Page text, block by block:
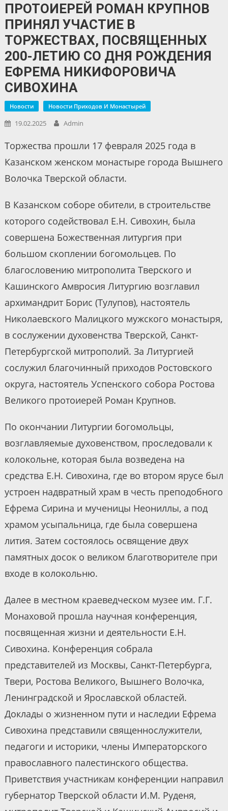
ПРОТОИЕРЕЙ РОМАН КРУПНОВ
ПРИНЯЛ УЧАСТИЕ В
ТОРЖЕСТВАХ, ПОСВЯЩЕННЫХ
200-ЛЕТИЮ СО ДНЯ РОЖДЕНИЯ
ЕФРЕМА НИКИФОРОВИЧА
СИВОХИНА
Новости Новости Приходов И Монастырей
19.02.2025 Admin
Торжества прошли 17 февраля 2025 года в
Казанском женском монастыре города Вышнего
Волочка Тверской области.
В Казанском соборе обители, в строительстве
которого содействовал Е.Н. Сивохин, была
совершена Божественная литургия при
большом скоплении богомольцев. По
благословению митрополита Тверского и
Кашинского Амвросия Литургию возглавил
архимандрит Борис (Тулупов), настоятель
Николаевского Малицкого мужского монастыря,
в сослужении духовенства Тверской, Санкт-
Петербургской митрополий. За Литургией
сослужил благочинный приходов Ростовского
округа, настоятель Успенского собора Ростова
Великого протоиерей Роман Крупнов.
По окончании Литургии богомольцы,
возглавляемые духовенством, проследовали к
колокольне, которая была возведена на
средства Е.Н. Сивохина, где во втором ярусе был
устроен надвратный храм в честь преподобного
Ефрема Сирина и мученицы Неониллы, а под
храмом усыпальница, где была совершена
лития. Затем состоялось освящение двух
памятных досок о великом благотворителе при
входе в колокольню.
Далее в местном краеведческом музее им. Г.Г.
Монаховой прошла научная конференция,
посвященная жизни и деятельности Е.Н.
Сивохина. Конференция собрала
представителей из Москвы, Санкт-Петербурга,
Твери, Ростова Великого, Вышнего Волочка,
Ленинградской и Ярославской областей.
Доклады о жизненном пути и наследии Ефрема
Сивохина представили священнослужители,
педагоги и историки, члены Императорского
православного палестинского общества.
Приветствия участникам конференции направил
губернатор Тверской области И.М. Руденя,